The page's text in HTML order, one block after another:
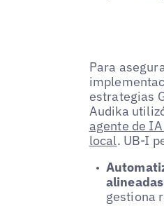
Para
estrategias
Audika
agente de
local. UB-I
gestiona